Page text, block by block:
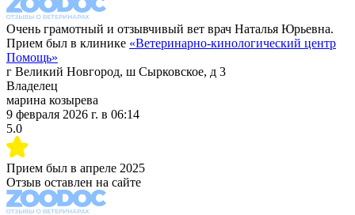
Очень грамотный и отзывчивый вет врач Наталья Юрьевна.
Прием был в клинике «Ветеринарно-кинологический центр
Помощь»
г Великий Новгород, ш Сырковское, д 3
Владелец
марина козырева
9 февраля 2026 г. в 06:14
5.0
Прием был в апреле 2025
Отзыв оставлен на сайте